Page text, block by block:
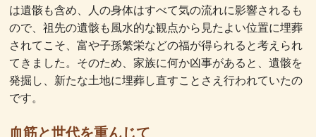
は遺骸も含め、人の身体はすべて気の流れに影響されるも
ので、祖先の遺骸も風水的な観点から見たよい位置に埋葬
されてこそ、富や子孫繁栄などの福が得られると考えられ
てきました。そのため、家族に何か凶事があると、遺骸を
発掘し、新たな土地に埋葬し直すことさえ行われていたの
です。
血筋と世代を重んじて